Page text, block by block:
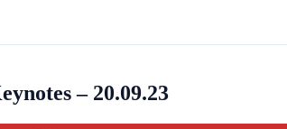
– 20.09.23